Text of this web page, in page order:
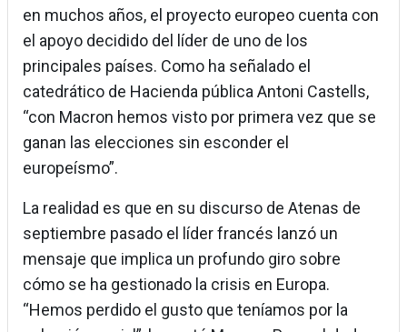
en muchos años, el proyecto europeo cuenta con
el apoyo decidido del líder de uno de los
principales países. Como ha señalado el
catedrático de Hacienda pública Antoni Castells,
“con Macron hemos visto por primera vez que se
ganan las elecciones sin esconder el
europeísmo”.
La realidad es que en su discurso de Atenas de
septiembre pasado el líder francés lanzó un
mensaje que implica un profundo giro sobre
cómo se ha gestionado la crisis en Europa.
“Hemos perdido el gusto que teníamos por la